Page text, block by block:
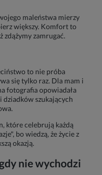
maleństwa mierzy
większy. Komfort to
zdążymy zamrugać.
to nie próba
się tylko raz. Dla mam i
fotografia opowiadała
dziadków szukających
które celebrują każdą
bo wiedzą, że życie z
okazją.
nie wychodzi